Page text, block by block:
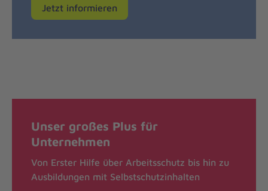
Jetzt informieren
Unser großes Plus für
Unternehmen
Von Erster Hilfe über Arbeitsschutz bis hin zu
Ausbildungen mit Selbstschutzinhalten